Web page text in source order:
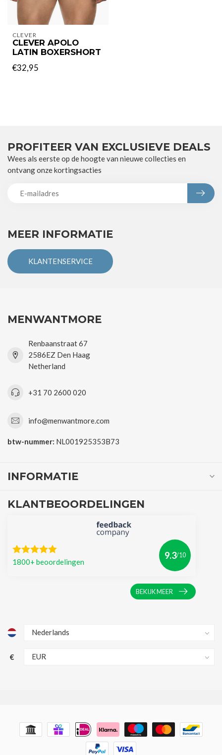
CLEVER
CLEVER APOLO
LATIN BOXERSHORT
€32,95
MEER INFORMATIE
KLANTENSERVICE
PROFITEER VAN EXCLUSIEVE DEALS
Wees als eerste op de hoogte van nieuwe collecties en
ontvang onze kortingsacties
MENWANTMORE
Renbaanstraat 67
2586EZ Den Haag
Netherland
+31 70 2600 020
info@menwantmore.com
btw-nummer: NL001925353B73
INFORMATIE
KLANTBEOORDELINGEN
1800+ beoordelingen
9.3/10
BEKIJK MEER
€